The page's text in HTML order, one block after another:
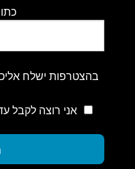
בהצטרפות ישלח
אני רוצה לקבל